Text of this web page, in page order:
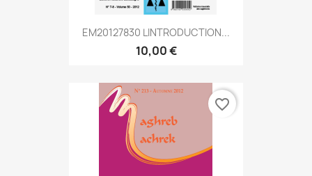
EM20127830 LINTRODUCTION...
10,00 €
favorite_border